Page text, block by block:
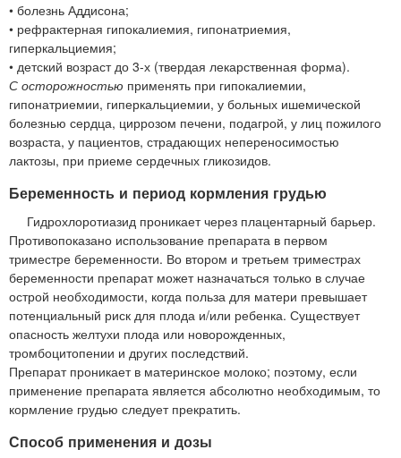
• болезнь Аддисона;
• рефрактерная гипокалиемия, гипонатриемия,
гиперкальциемия;
• детский возраст до 3-х (твердая лекарственная форма).
С осторожностью применять при гипокалиемии,
гипонатриемии, гиперкальциемии, у больных ишемической
болезнью сердца, циррозом печени, подагрой, у лиц пожилого
возраста, у пациентов, страдающих непереносимостью
лактозы, при приеме сердечных гликозидов.
Беременность и период кормления грудью
Гидрохлоротиазид проникает через плацентарный барьер.
Противопоказано использование препарата в первом
триместре беременности. Во втором и третьем триместрах
беременности препарат может назначаться только в случае
острой необходимости, когда польза для матери превышает
потенциальный риск для плода и/или ребенка. Существует
опасность желтухи плода или новорожденных,
тромбоцитопении и других последствий.
Препарат проникает в материнское молоко; поэтому, если
применение препарата является абсолютно необходимым, то
кормление грудью следует прекратить.
Способ применения и дозы